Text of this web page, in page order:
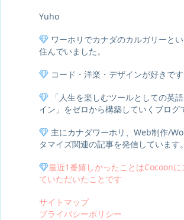
Yuho
ワーホリでカナダのカルガリーと
住んでいました。
コード・洋楽・デザインが好きです
「人生を楽しむツールとしての英
イン」をゼロから構築していくブログ
主にカナダワーホリ、Web制作/
タマイズ関連の記事を発信しています。
最近1番嬉しかったことはCocoonに
ていただいたことです
サイトマップ
プライバシーポリシー